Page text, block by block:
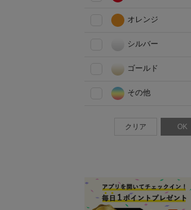
オレンジ
シルバー
ゴールド
その他
クリア OK